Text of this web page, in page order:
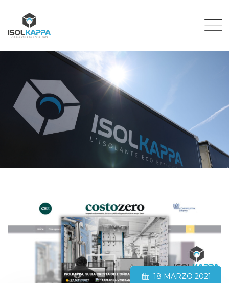
18 MARZO 2021